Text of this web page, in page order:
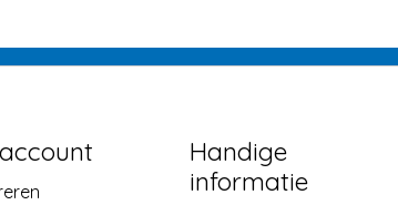
Handige
informatie